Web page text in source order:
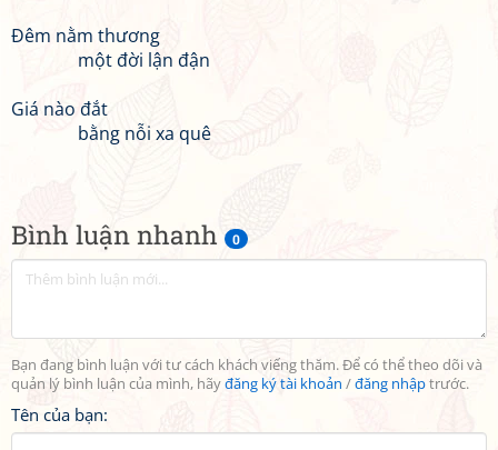
Bình luận nhanh 0
Bạn đang bình luận với tư cách khách viếng thăm. Để có thể theo dõi và
quản lý bình luận của mình, hãyđăng ký tài khoản /đăng nhậptrước.
Tên của bạn:
Đêm nằm thương
một đời lận đận
Giá nào đắt
bằng nỗi xa quê